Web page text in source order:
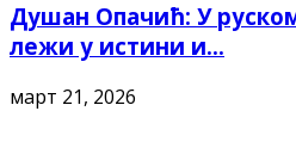
Душан Опачић: У
лежи у истини и...
март 21, 2026